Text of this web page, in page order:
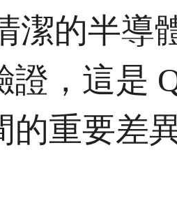
潔的半導
證，這是
的重要差